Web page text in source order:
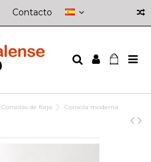
Contacto
Consolas de forja
Consola moderna